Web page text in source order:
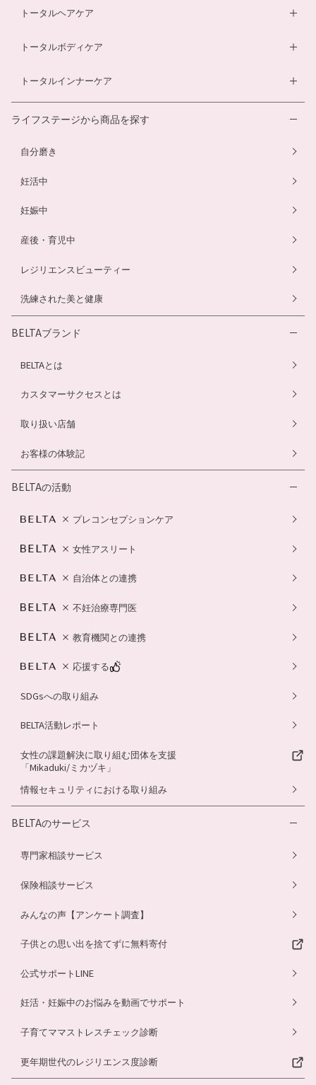
酵素ドリンク
温活シルク腹巻き
ルイボスティー
離乳食サービス
幼児食サービス
骨盤ベルト
薬用入浴剤
トータルヘアケア
ヘアローション
ヘアカラートリートメント
トータルボディケア
ダイエットサプリ
酵素ドリンク
トータルインナーケア
ライフステージから商品を探す
自分磨き
妊活中
妊娠中
産後・育児中
レジリエンスビューティー
洗練された美と健康
BELTAブランド
BELTAとは
カスタマーサクセスとは
取り扱い店舗
お客様の体験記
BELTAの活動
プレコンセプションケア
女性アスリート
自治体との連携
不妊治療専門医
教育機関との連携
応援する
SDGsへの取り組み
BELTA活動レポート
女性の課題解決に取り組む団体を支援
「Mikaduki/ミカヅキ」
情報セキュリティにおける取り組み
BELTAのサービス
専門家相談サービス
保険相談サービス
みんなの声【アンケート調査】
子供との思い出を捨てずに無料寄付
公式サポートLINE
妊活・妊娠中のお悩みを動画でサポート
子育てママストレスチェック診断
更年期世代のレジリエンス度診断